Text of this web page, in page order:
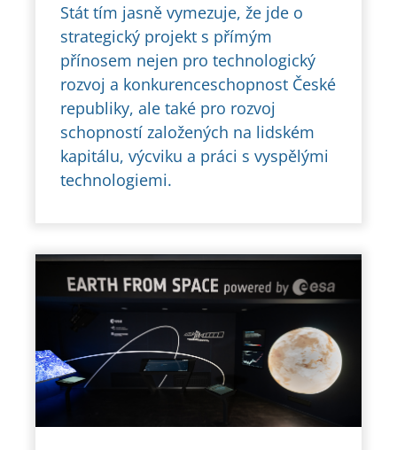
Stát tím jasně vymezuje, že jde o
strategický projekt s přímým
přínosem nejen pro technologický
rozvoj a konkurenceschopnost České
republiky, ale také pro rozvoj
schopností založených na lidském
kapitálu, výcviku a práci s vyspělými
technologiemi.